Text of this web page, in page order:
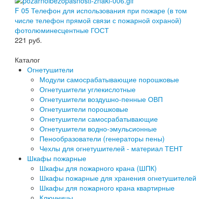
F 05 Телефон для использования при пожаре (в том
числе телефон прямой связи с пожарной охраной)
фотолюминесцентные ГОСТ
221 руб.
Каталог
Огнетушители
Модули самосрабатывающие порошковые
Огнетушители углекислотные
Огнетушители воздушно-пенные ОВП
Огнетушители порошковые
Огнетушители самосрабатывающие
Огнетушители водно-эмульсионные
Пенообразователи (генераторы пены)
Чехлы для огнетушителей - материал ТЕНТ
Шкафы пожарные
Шкафы для пожарного крана (ШПК)
Шкафы пожарные для хранения огнетушителей
Шкафы для пожарного крана квартирные